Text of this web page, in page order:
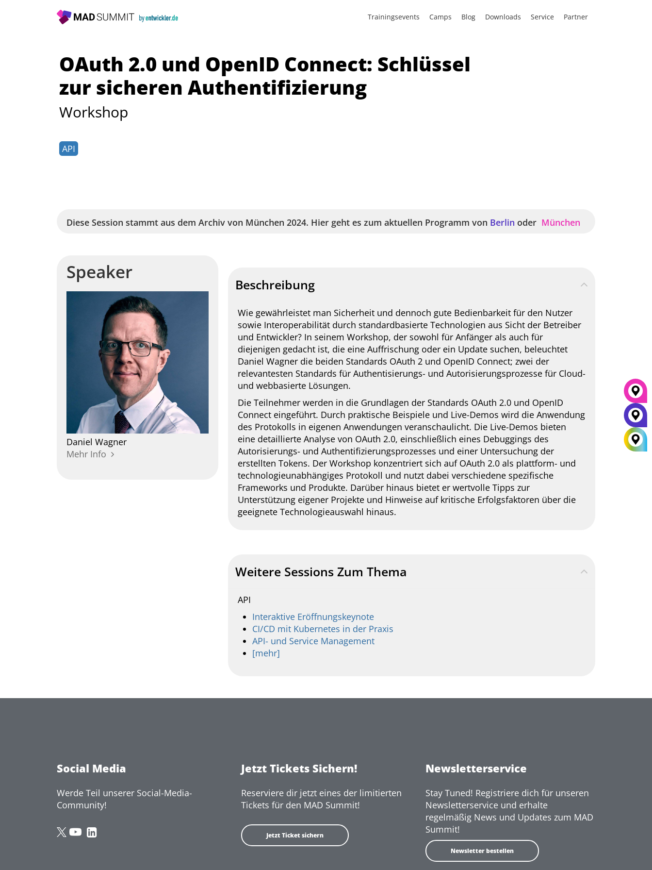
Trainingsevents Camps Blog Downloads Service Partner
OAuth 2.0 und OpenID Connect: Schlüssel
zur sicheren Authentifizierung
Workshop
API
Diese Session stammt aus dem Archiv von München 2024. Hier geht es zum aktuellen Programm von Berlin oder München
Speaker
Daniel Wagner
Mehr Info
Beschreibung
Wie gewährleistet man Sicherheit und dennoch gute Bedienbarkeit für den Nutzer
sowie Interoperabilität durch standardbasierte Technologien aus Sicht der Betreiber
und Entwickler? In seinem Workshop, der sowohl für Anfänger als auch für
diejenigen gedacht ist, die eine Auffrischung oder ein Update suchen, beleuchtet
Daniel Wagner die beiden Standards OAuth 2 und OpenID Connect; zwei der
relevantesten Standards für Authentisierungs- und Autorisierungsprozesse für Cloud-
und webbasierte Lösungen.
Die Teilnehmer werden in die Grundlagen der Standards OAuth 2.0 und OpenID
Connect eingeführt. Durch praktische Beispiele und Live-Demos wird die Anwendung
des Protokolls in eigenen Anwendungen veranschaulicht. Die Live-Demos bieten
eine detaillierte Analyse von OAuth 2.0, einschließlich eines Debuggings des
Autorisierungs- und Authentifizierungsprozesses und einer Untersuchung der
erstellten Tokens. Der Workshop konzentriert sich auf OAuth 2.0 als plattform- und
technologieunabhängiges Protokoll und nutzt dabei verschiedene spezifische
Frameworks und Produkte. Darüber hinaus bietet er wertvolle Tipps zur
Unterstützung eigener Projekte und Hinweise auf kritische Erfolgsfaktoren über die
geeignete Technologieauswahl hinaus.
Weitere Sessions Zum Thema
API
Interaktive Eröffnungskeynote
CI/CD mit Kubernetes in der Praxis
API- und Service Management
[mehr]
Social Media
Werde Teil unserer Social-Media-
Community!
MADMAD
Jetzt Tickets Sichern!
Reserviere dir jetzt eines der limitierten
Tickets für den MAD Summit!
Jetzt Ticket sichern
Newsletterservice
Stay Tuned! Registriere dich für unseren
Newsletterservice und erhalte
regelmäßig News und Updates zum MAD
Summit!
Newsletter bestellen